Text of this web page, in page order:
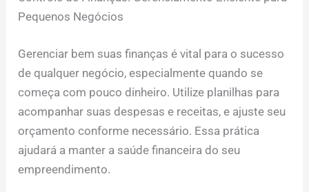
Pequenos Negócios
Gerenciar bem suas finanças é vital para o sucesso
de qualquer negócio, especialmente quando se
começa com pouco dinheiro. Utilize planilhas para
acompanhar suas despesas e receitas, e ajuste seu
orçamento conforme necessário. Essa prática
ajudará a manter a saúde financeira do seu
empreendimento.